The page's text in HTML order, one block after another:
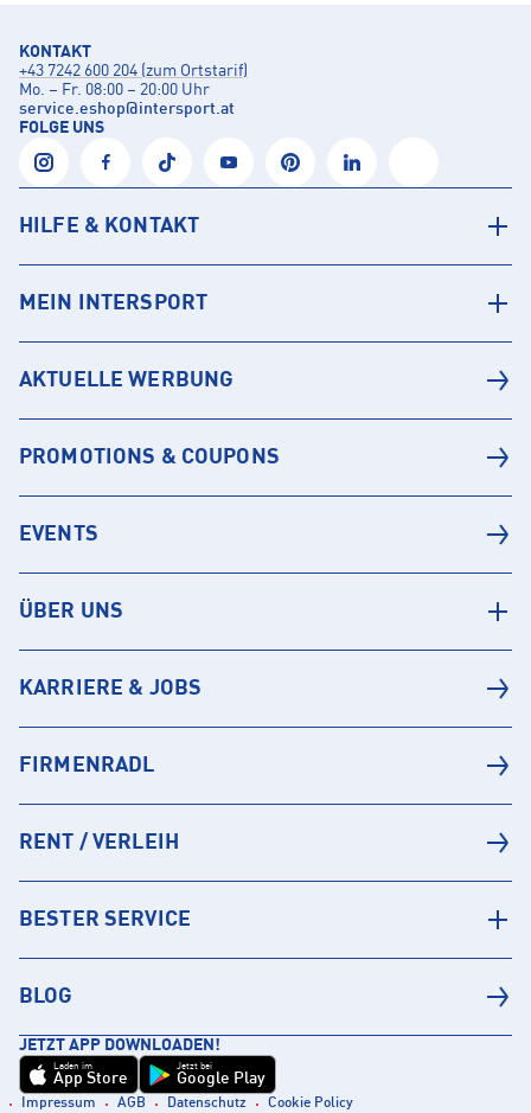
KONTAKT
+43 7242 600 204 (zum Ortstarif)
Mo. – Fr. 08:00 – 20:00 Uhr
service.eshop@intersport.at
FOLGE UNS
HILFE & KONTAKT
MEIN INTERSPORT
AKTUELLE WERBUNG
PROMOTIONS & COUPONS
EVENTS
ÜBER UNS
KARRIERE & JOBS
FIRMENRADL
RENT / VERLEIH
BESTER SERVICE
BLOG
JETZT APP DOWNLOADEN!
Laden im
App Store
Jetzt bei
Google Play
Impressum AGB Datenschutz Cookie Policy